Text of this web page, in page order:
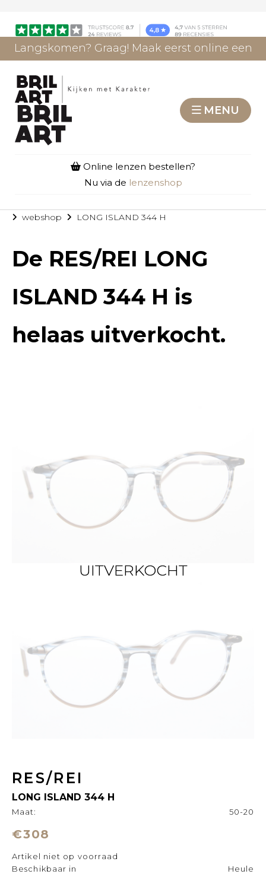
Langskomen? Graag! Maak eerst online een
MENU
Online lenzen bestellen?
Nu via de lenzenshop
webshop LONG ISLAND 344 H
De RES/REI LONG
ISLAND 344 H is
helaas uitverkocht.
UITVERKOCHT
UITVERKOCHT
RES/REI
LONG ISLAND 344 H
Maat: 50-20
€308
Artikel niet op voorraad
Beschikbaar in
Heule